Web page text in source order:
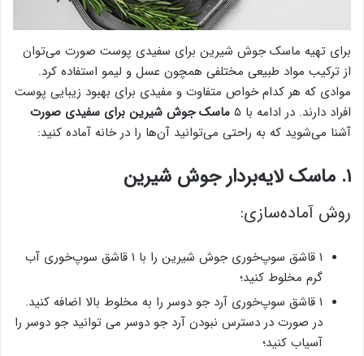
برای تهیه ماسک جوش شیرین برای سفیدی پوست صورت می‌توان
از ترکیب مواد طبیعی مختلفی همچون عسل و لیمو استفاده کرد.
موادی که هر کدام خواص متفاوت و مفیدی برای بهبود زیبایی پوست
افراد دارند. در ادامه با ۵
ماسک جوش شیرین برای سفیدی صورت
آشنا می‌شوید که به راحتی می‌توانید آن‌ها را در خانه آماده کنید:
۱. ماسک لایه‌بردار جوش شیرین
روش آماده‌سازی:
۱ قاشق سوپ‌خوری جوش شیرین را با ۱ قاشق سوپ‌خوری آب
گرم مخلوط کنید؛
۱ قاشق سوپ‌خوری آرد جو دوسر را به مخلوط بالا اضافه کنید.
در صورت در دسترس نبودن آرد جو دوسر می توانید جو دوسر را
آسیاب کنید؛